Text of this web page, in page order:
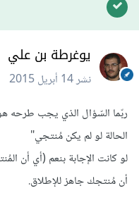
يوغرطة بن علي
نشر14 أبريل 2015
ربّما السّؤال الذي يجب طرحه
الحالة لو لم يكن مُنتجي"
لو كانت الإجابة بنعم (أي أن
أن مُنتجك جاهز للإطلاق.